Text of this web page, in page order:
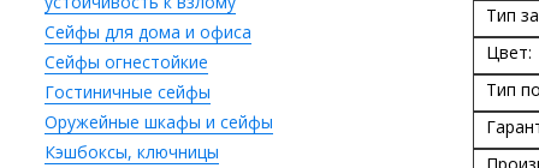
Сейфы для дома и офиса
Сейфы огнестойкие
Гостиничные сейфы
Оружейные шкафы и сейфы
Кэшбоксы, ключницы
Тип
Цвет:
Тип